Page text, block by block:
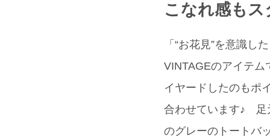
こなれ感も
「“お花見”を意識
VINTAGEのアイテ
イヤードしたのもポ
合わせています♪ 足
のグレーのトートバ